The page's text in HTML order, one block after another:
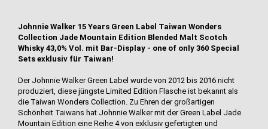
Johnnie Walker 15 Years Green Label Taiwan Wonders
Collection Jade Mountain Edition Blended Malt Scotch
Whisky 43,0% Vol. mit Bar-Display - one of only 360 Special
Sets exklusiv für Taiwan!
Der Johnnie Walker Green Label wurde von 2012 bis 2016 nicht
produziert, diese jüngste Limited Edition Flasche ist bekannt als
die Taiwan Wonders Collection. Zu Ehren der großartigen
Schönheit Taiwans hat Johnnie Walker mit der Green Label Jade
Mountain Edition eine Reihe 4 von exklusiv gefertigten und